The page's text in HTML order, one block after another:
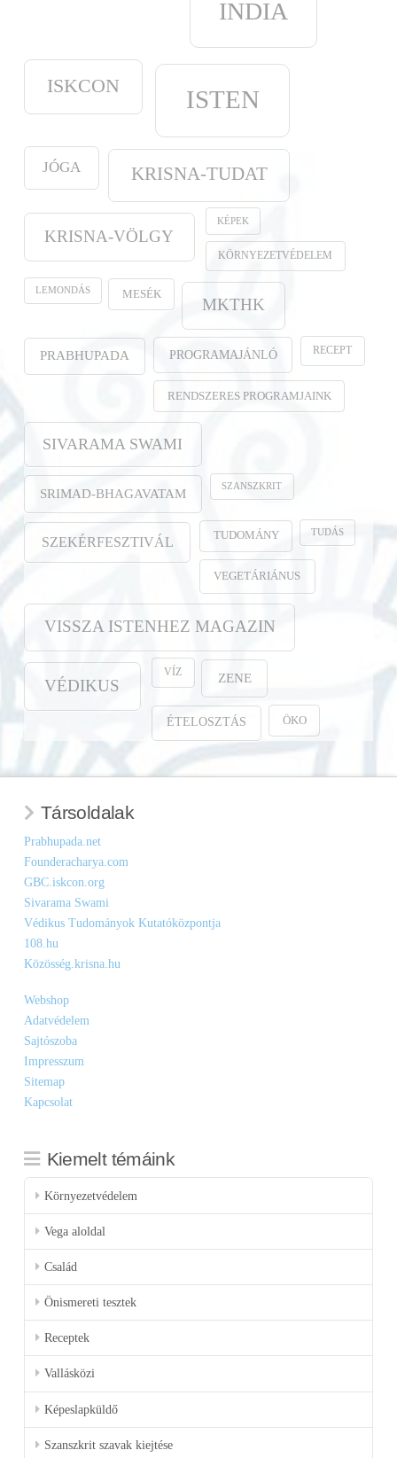
INDIA
ISKCON ISTEN
JÓGA KRISNA-TUDAT
KRISNA-VÖLGY
KÉPEK
KÖRNYEZETVÉDELEM
LEMONDÁS MESÉK
MKTHK
PRABHUPADA PROGRAMAJÁNLÓ RECEPT
RENDSZERES PROGRAMJAINK
SIVARAMA SWAMI
SRIMAD-BHAGAVATAM SZANSZKRIT
SZEKÉRFESZTIVÁL TUDOMÁNY TUDÁS
VEGETÁRIÁNUS
VISSZA ISTENHEZ MAGAZIN
VÉDIKUS
VÍZ ZENE
ÉTELOSZTÁS ÖKO
Társoldalak
Prabhupada.net
Founderacharya.com
GBC.iskcon.org
Sivarama Swami
Védikus Tudományok Kutatóközpontja
108.hu
Közösség.krisna.hu
Webshop
Adatvédelem
Sajtószoba
Impresszum
Sitemap
Kapcsolat
Kiemelt témáink
Környezetvédelem
Vega aloldal
Család
Önismereti tesztek
Receptek
Vallásközi
Képeslapküldő
Szanszkrit szavak kiejtése